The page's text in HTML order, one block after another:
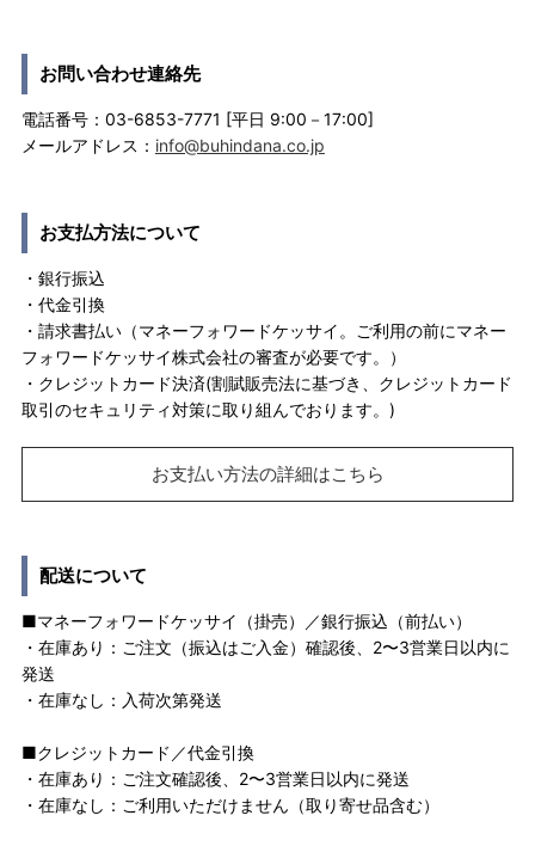
お問い合わせ連絡先
電話番号：03-6853-7771 [平日 9:00－17:00]
メールアドレス： info@buhindana.co.jp
お支払方法について
・銀行振込
・代金引換
・請求書払い（マネーフォワードケッサイ。ご利用の前にマネー
フォワードケッサイ株式会社の審査が必要です。）
・クレジットカード決済(割賦販売法に基づき、クレジットカード
取引のセキュリティ対策に取り組んでおります。)
お支払い方法の詳細はこちら
配送について
■マネーフォワードケッサイ（掛売）／銀行振込（前払い）
・在庫あり：ご注文（振込はご入金）確認後、2〜3営業日以内に
発送
・在庫なし：入荷次第発送
■クレジットカード／代金引換
・在庫あり：ご注文確認後、2〜3営業日以内に発送
・在庫なし：ご利用いただけません（取り寄せ品含む）